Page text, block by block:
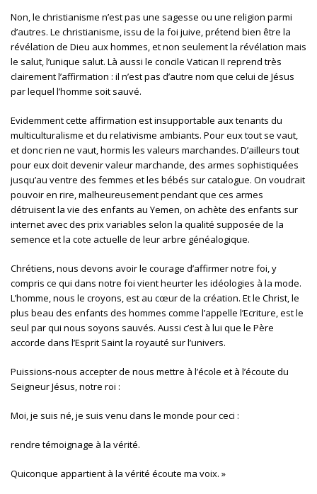
Non, le christianisme n’est pas une sagesse ou une religion parmi
d’autres. Le christianisme, issu de la foi juive, prétend bien être la
révélation de Dieu aux hommes, et non seulement la révélation mais
le salut, l’unique salut. Là aussi le concile Vatican II reprend très
clairement l’affirmation : il n’est pas d’autre nom que celui de Jésus
par lequel l’homme soit sauvé.
Evidemment cette affirmation est insupportable aux tenants du
multiculturalisme et du relativisme ambiants. Pour eux tout se vaut,
et donc rien ne vaut, hormis les valeurs marchandes. D’ailleurs tout
pour eux doit devenir valeur marchande, des armes sophistiquées
jusqu’au ventre des femmes et les bébés sur catalogue. On voudrait
pouvoir en rire, malheureusement pendant que ces armes
détruisent la vie des enfants au Yemen, on achète des enfants sur
internet avec des prix variables selon la qualité supposée de la
semence et la cote actuelle de leur arbre généalogique.
Chrétiens, nous devons avoir le courage d’affirmer notre foi, y
compris ce qui dans notre foi vient heurter les idéologies à la mode.
L’homme, nous le croyons, est au cœur de la création. Et le Christ, le
plus beau des enfants des hommes comme l’appelle l’Ecriture, est le
seul par qui nous soyons sauvés. Aussi c’est à lui que le Père
accorde dans l’Esprit Saint la royauté sur l’univers.
Puissions-nous accepter de nous mettre à l’école et à l’écoute du
Seigneur Jésus, notre roi :
Moi, je suis né, je suis venu dans le monde pour ceci :
rendre témoignage à la vérité.
Quiconque appartient à la vérité écoute ma voix. »